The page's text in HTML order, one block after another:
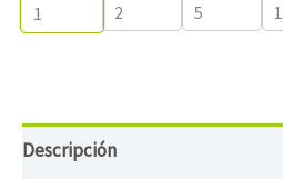
1 2 5
Descripción